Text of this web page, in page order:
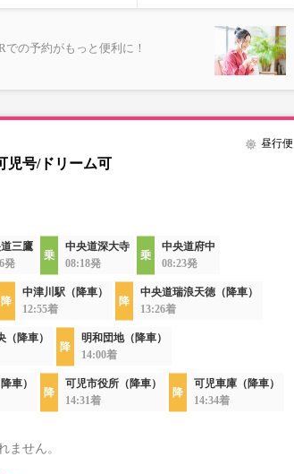
の予約がもっと便利に！
児号/ドリーム可
昼行便
三鷹
発
中央道深大寺
08:18発
中央道府中
08:23発
中津川駅（降車）
12:55着
中央道瑞浪天徳（降車）
13:26着
降車）
明和団地（降車）
14:00着
車）
可児市役所（降車）
14:31着
可児車庫（降車）
14:34着
ません。